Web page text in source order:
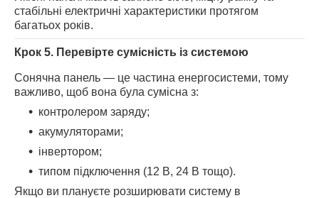
стабільні електричні характеристики протягом
багатьох років.
Крок 5. Перевірте сумісність із системою
Сонячна панель — це частина енергосистеми, тому
важливо, щоб вона була сумісна з:
контролером заряду;
акумуляторами;
інвертором;
типом підключення (12 В, 24 В тощо).
Якщо ви плануєте розширювати систему в